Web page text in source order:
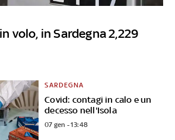
volo, in Sardegna 2,229
Covid: contagi in calo e un
decesso nell'Isola
SARDEGNA
07 gen - 13:48